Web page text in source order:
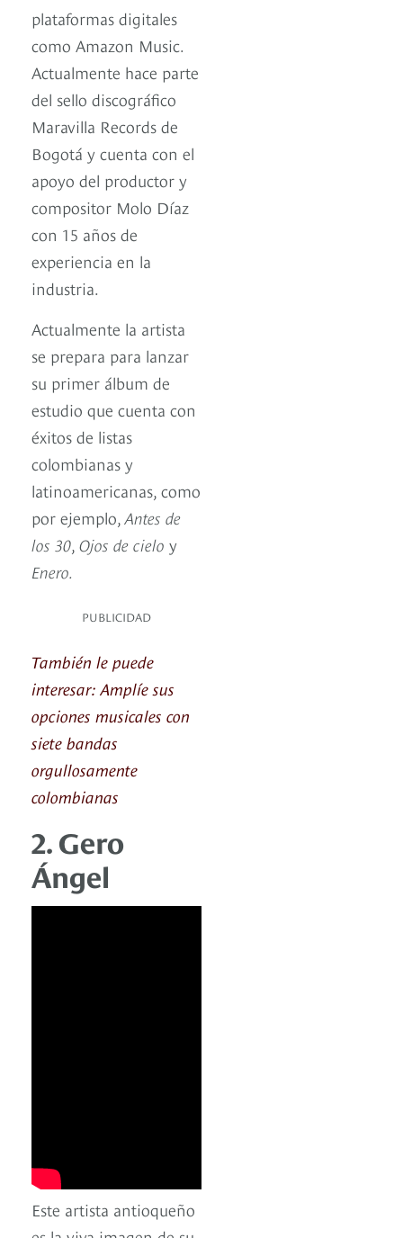
plataformas digitales
como Amazon Music.
Actualmente hace parte
del sello discográfico
Maravilla Records de
Bogotá y cuenta con el
apoyo del productor y
compositor Molo Díaz
con 15 años de
experiencia en la
industria.
Actualmente la artista
se prepara para lanzar
su primer álbum de
estudio que cuenta con
éxitos de listas
colombianas y
latinoamericanas, como
por ejemplo,Antes de
los 30, Ojos de cielo y
Enero.
PUBLICIDAD
También le puede
interesar: Amplíe sus
opciones musicales con
siete bandas
orgullosamente
colombianas
2. Gero
Ángel
Este artista antioqueño